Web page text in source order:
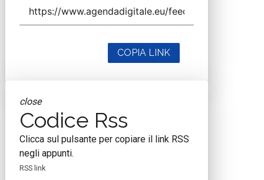
COPIA LINK
close
Codice Rss
Clicca sul pulsante per copiare il link RSS
negli appunti.
RSS link